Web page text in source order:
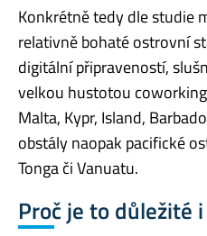
Konkrétně tedy dle studie
relativně bohaté ostrovní
digitální připraveností,
velkou hustotou
Malta, Kypr, Island,
obstály naopak pacifické
Tonga či Vanuatu.
Proč je to důležité